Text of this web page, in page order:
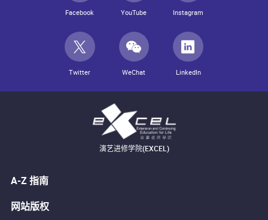
Facebook YouTube Instagram
Twitter WeChat LinkedIn
演艺进修学院(EXCEL)
A-Z 指南
网站版权